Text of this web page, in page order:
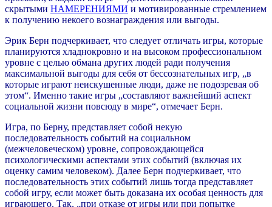
скрытыми НАМЕРЕНИЯМИ и мотивированные стремлением
к получению некоего вознаграждения или выгоды.
Эрик Берн подчеркивает, что следует отличать игры, которые
планируются хладнокровно и на высоком профессиональном
уровне с целью обмана других людей ради получения
максимальной выгоды для себя от бессознательных игр, „в
которые играют неискушенные люди, даже не подозревая об
этом“. Именно такие игры „составляют важнейший аспект
социальной жизни повсюду в мире“, отмечает Берн.
Игра, по Берну, представляет собой некую
последовательность событий на социальном
(межчеловеческом) уровне, сопровождающейся
психологическими аспектами этих событий (включая их
оценку самим человеком). Далее Берн подчеркивает, что
последовательность этих событий лишь тогда представляет
собой игру, если может быть доказана их особая ценность для
играющего. Так, „при отказе от игры или при попытке